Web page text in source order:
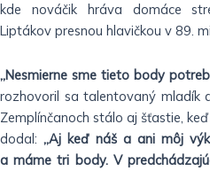
kde nováčik hráva domáce
Liptákov presnou hlavičkou v 89.
„Nesmierne sme tieto body
rozhovoril sa talentovaný mladík
Zemplínčanoch stálo aj šťastie,
dodal:„Aj keď náš a ani môj
a máme tri body. V